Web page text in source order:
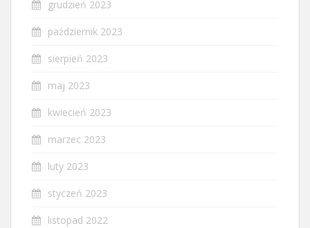
grudzień 2023
październik 2023
sierpień 2023
maj 2023
kwiecień 2023
marzec 2023
luty 2023
styczeń 2023
listopad 2022